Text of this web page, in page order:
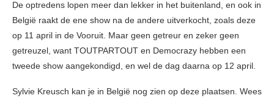
De optredens lopen meer dan lekker in het buitenland, en ook in
België raakt de ene show na de andere uitverkocht, zoals deze
op 11 april in de Vooruit. Maar geen getreur en zeker geen
getreuzel, want TOUTPARTOUT en Democrazy hebben een
tweede show aangekondigd, en wel de dag daarna op 12 april.
Sylvie Kreusch kan je in België nog zien op deze plaatsen. Wees